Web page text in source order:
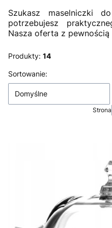
Szukasz maselniczki
potrzebujesz
Nasza oferta z
Produkty: 14
Lista produktów
Sortowanie:
Domyślne
Strona